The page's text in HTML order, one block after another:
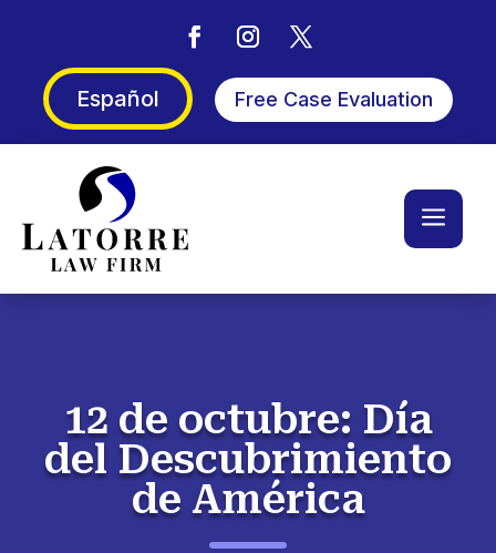
Español Free Case Evaluation
a
12 de octubre: Día
del Descubrimiento
de América